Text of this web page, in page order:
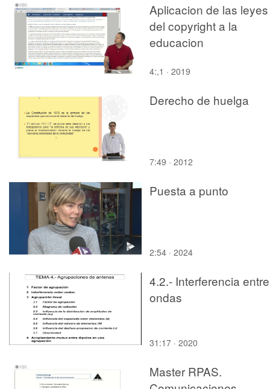
Aplicacion de las leyes
del copyright a la
educacion
4:,1 · 2019
Derecho de huelga
7:49 · 2012
Puesta a punto
2:54 · 2024
4.2.- Interferencia entre
ondas
31:17 · 2020
Master RPAS.